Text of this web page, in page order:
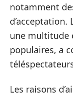
notamment
une multitude
populaires, a
Les raisons